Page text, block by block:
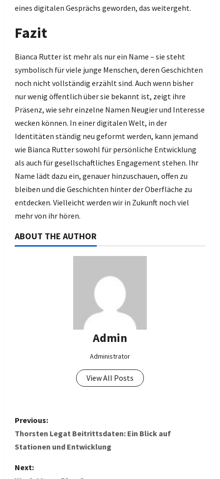
eines digitalen Gesprächs geworden, das weitergeht.
Fazit
Bianca Rutter ist mehr als nur ein Name – sie steht
symbolisch für viele junge Menschen, deren Geschichten
noch nicht vollständig erzählt sind. Auch wenn bisher
nur wenig öffentlich über sie bekannt ist, zeigt ihre
Präsenz, wie sehr einzelne Namen Neugier und Interesse
wecken können. In einer digitalen Welt, in der
Identitäten ständig neu geformt werden, kann jemand
wie Bianca Rutter sowohl für persönliche Entwicklung
als auch für gesellschaftliches Engagement stehen. Ihr
Name lädt dazu ein, genauer hinzuschauen, offen zu
bleiben und die Geschichten hinter der Oberfläche zu
entdecken. Vielleicht werden wir in Zukunft noch viel
mehr von ihr hören.
ABOUT THE AUTHOR
Admin
Administrator
View All Posts
P
o
Previous:
Thorsten Legat Beitrittsdaten: Ein Blick auf
Stationen und Entwicklung
Next: